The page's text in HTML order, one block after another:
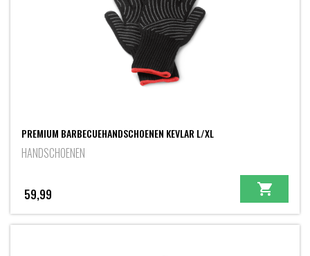
PREMIUM BARBECUEHANDSCHOENEN KEVLAR L/XL
HANDSCHOENEN
59,99